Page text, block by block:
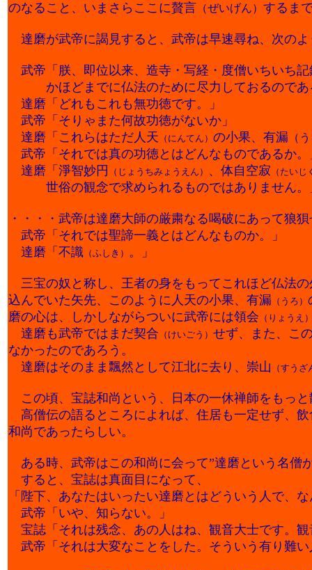
のなること、いまさらここに贅言 （ぜいげん） するま
達磨が武帝に謁見すると、武帝は早速尋ね、次の
武帝「朕、即位以来、造寺・写経・度僧いちいち
かほどまでに仏法のために尽力しておるのであ
達磨「どれもこれも無功徳です。」
武帝「そりゃまた何故功徳がないか」
達磨「これらはただ人天 （にんてん） の小果、有漏 （
武帝「それでは真の功徳とはどんなものであるか。
達磨「淨智妙円
（じょうちみょうえん） 、体自空寂 （たい
世俗の観念で求められるものではありません。
・・・・武帝は達磨大師の厳粛なる喝破にあって狼
武帝「それでは聖諦一義とはどんなものか。」
達磨「不識 （ふしき） 。」
三宝の奴と称し、王者の身をもってこれほど仏法
込んでいた矢先、このように人天の小果、有漏 （うろ）
磨の心は、しかしながらついに武帝には領会 （りょうえ
達磨も武帝ではまだ契合 （けいごう） せず、また、こ
なかったのであろう。
達磨はそのまま飄然として江北に去り、崇山
（すうざ
この頃、宝誌和尚という、日本の一休禅師をもっと
高僧伝の語るところによれば、住居も一定せず、
和尚であったらしい。
ある時、武帝はこの和尚に会って”達磨という名僧
すると、宝誌は真面目になって、
「陛下、あなたはいったい達磨とはどういう人で、
武帝「いや、知らない。」
宝誌「それは残念、あの人はね、観音大士です。
武帝「それは大変なことをした。そういう有り難